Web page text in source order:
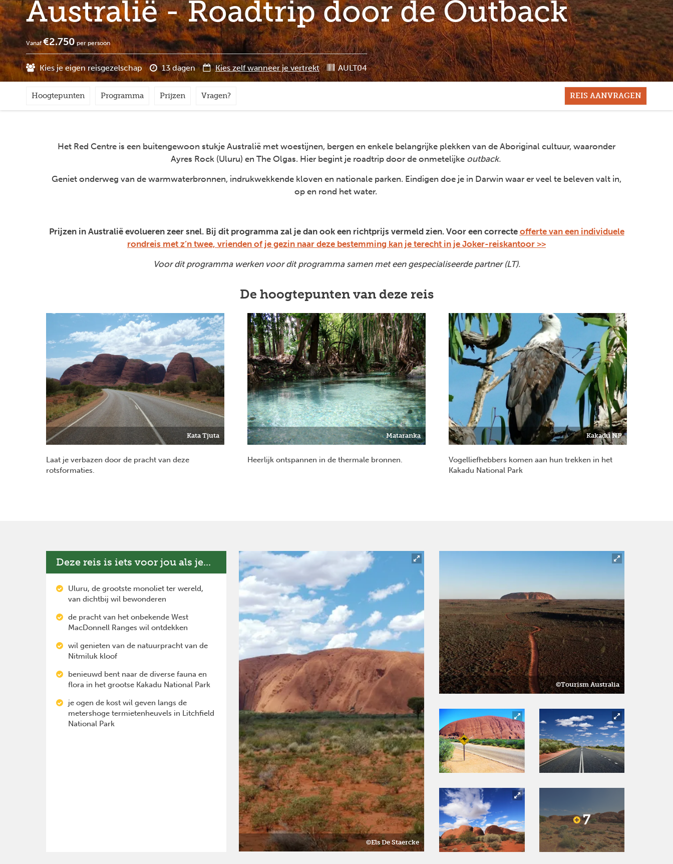
Australië - Roadtrip door de Outback
Vanaf€2.750per persoon
Kies je eigen reisgezelschap 13 dagen Kies zelf wanneer je vertrekt AULT04
Hoogtepunten Programma Prijzen Vragen? REIS AANVRAGEN
Het Red Centre is een buitengewoon stukje Australië met woestijnen, bergen en enkele belangrijke plekken van de Aboriginal cultuur, waaronder
Ayres Rock (Uluru) en The Olgas. Hier begint je roadtrip door de onmetelijke outback.
Geniet onderweg van de warmwaterbronnen, indrukwekkende kloven en nationale parken. Eindigen doe je in Darwin waar er veel te beleven valt in,
op en rond het water.
Prijzen in Australië evolueren zeer snel. Bij dit programma zal je dan ook een richtprijs vermeld zien. Voor een correcte offerte van een individuele
rondreis met z’n twee, vrienden of je gezin naar deze bestemming kan je terecht in je Joker-reiskantoor >>
Voor dit programma werken voor dit programma samen met een gespecialiseerde partner (LT).
De hoogtepunten van deze reis
Kata Tjuta
Laat je verbazen door de pracht van deze
rotsformaties.
Mataranka
Heerlijk ontspannen in de thermale bronnen.
Kakadu NP
Vogelliefhebbers komen aan hun trekken in het
Kakadu National Park
Deze reis is iets voor jou als je...
Uluru, de grootste monoliet ter wereld,
van dichtbij wil bewonderen
de pracht van het onbekende West
MacDonnell Ranges wil ontdekken
wil genieten van de natuurpracht van de
Nitmiluk kloof
benieuwd bent naar de diverse fauna en
flora in het grootse Kakadu National Park
je ogen de kost wil geven langs de
metershoge termietenheuvels in Litchfield
National Park
©Els De Staercke
©Tourism Australia
7